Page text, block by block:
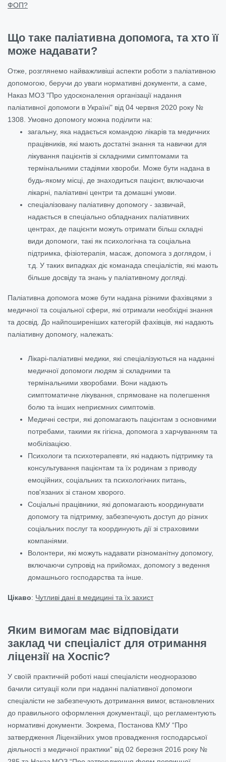
ФОП?
Що таке паліативна допомога, та хто її
може надавати?
Отже, розглянемо найважливіші аспекти роботи з паліативною
допомогою, беручи до уваги нормативні документи, а саме,
Наказ МОЗ "Про удосконалення організації надання
паліативної допомоги в Україні" від 04 червня 2020 року №
1308. Умовно допомогу можна поділити на:
загальну, яка надається командою лікарів та медичних
працівників, які мають достатні знання та навички для
лікування пацієнтів зі складними симптомами та
термінальними стадіями хвороби. Може бути надана в
будь-якому місці, де знаходиться пацієнт, включаючи
лікарні, паліативні центри та домашні умови.
спеціалізовану паліативну допомогу - зазвичай,
надається в спеціально обладнаних паліативних
центрах, де пацієнти можуть отримати більш складні
види допомоги, такі як психологічна та соціальна
підтримка, фізіотерапія, масаж, допомога з доглядом, і
т.д. У таких випадках діє команада спеціалістів, які мають
більше досвіду та знань у паліативному догляді.
Паліативна допомога може бути надана різними фахівцями з
медичної та соціальної сфери, які отримали необхідні знання
та досвід. До найпоширеніших категорій фахівців, які надають
паліативну допомогу, належать:
Лікарі-паліативні медики, які спеціалізуються на наданні
медичної допомоги людям зі складними та
термінальними хворобами. Вони надають
симптоматичне лікування, спрямоване на полегшення
болю та інших неприємних симптомів.
Медичні сестри, які допомагають пацієнтам з основними
потребами, такими як гігієна, допомога з харчуванням та
мобілізацією.
Психологи та психотерапевти, які надають підтримку та
консультування пацієнтам та їх родинам з приводу
емоційних, соціальних та психологічних питань,
пов'язаних зі станом хворого.
Соціальні працівники, які допомагають координувати
допомогу та підтримку, забезпечують доступ до різних
соціальних послуг та координують дії зі страховими
компаніями.
Волонтери, які можуть надавати різноманітну допомогу,
включаючи супровід на прийомах, допомогу з ведення
домашнього господарства та інше.
Цікаво: Чутливі дані в медицині та їх захист
Яким вимогам має відповідати
заклад чи спеціаліст для отримання
ліцензії на Хоспіс?
У своїй практичній роботі наші спеціалісти неодноразово
бачили ситуації коли при наданні паліативної допомоги
спеціалісти не забезпечують дотримання вимог, встановлених
до правильного оформлення документації, що регламентують
нормативні документи. Зокрема, Постанова КМУ “Про
затвердження Ліцензійних умов провадження господарської
діяльності з медичної практики” від 02 березня 2016 року №